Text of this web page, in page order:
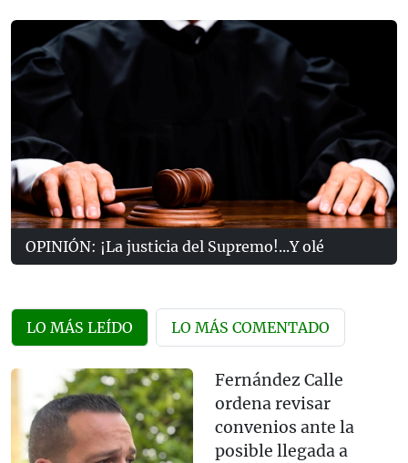
OPINIÓN: ¡La justicia del Supremo!...Y olé
LO MÁS LEÍDO LO MÁS COMENTADO
Fernández Calle
ordena revisar
convenios ante la
posible llegada a